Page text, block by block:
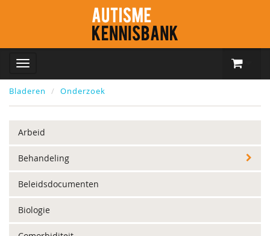
Bladeren Onderzoek
Arbeid
Behandeling
Beleidsdocumenten
Biologie